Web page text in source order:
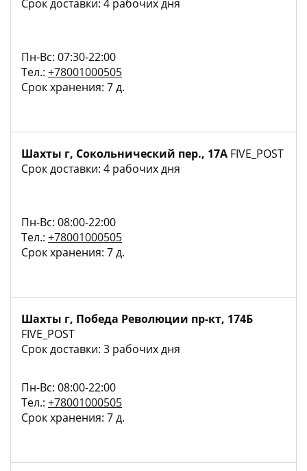
Срок доставки: 4 рабочих дня
Пн-Вс: 07:30-22:00
Тел.: +78001000505
Срок хранения: 7 д.
Шахты г, Сокольнический пер., 17А FIVE_POST
Срок доставки: 4 рабочих дня
Пн-Вс: 08:00-22:00
Тел.: +78001000505
Срок хранения: 7 д.
Шахты г, Победа Революции пр-кт, 174Б
FIVE_POST
Срок доставки: 3 рабочих дня
Пн-Вс: 08:00-22:00
Тел.: +78001000505
Срок хранения: 7 д.